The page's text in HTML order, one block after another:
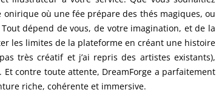
où une fée prépare des thés magiques, ou
dépend de vous, de votre imagination, et de la
les limites de la plateforme en créant une histoire
très créatif et j’ai repris des artistes existants),
contre toute attente, DreamForge a parfaitement
riche, cohérente et immersive.